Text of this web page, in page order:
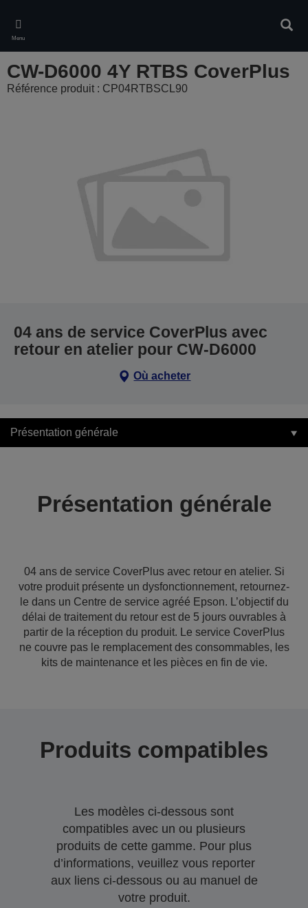
main
content
Menu
CW-D6000 4Y RTBS CoverPlus
Référence produit : CP04RTBSCL90
04 ans de service CoverPlus avec
retour en atelier pour CW-D6000
Où acheter
Présentation générale
Présentation générale
04 ans de service CoverPlus avec retour en atelier. Si
votre produit présente un dysfonctionnement, retournez-
le dans un Centre de service agréé Epson. L’objectif du
délai de traitement du retour est de 5 jours ouvrables à
partir de la réception du produit. Le service CoverPlus
ne couvre pas le remplacement des consommables, les
kits de maintenance et les pièces en fin de vie.
Produits compatibles
Les modèles ci-dessous sont
compatibles avec un ou plusieurs
produits de cette gamme. Pour plus
d’informations, veuillez vous reporter
aux liens ci-dessous ou au manuel de
votre produit.